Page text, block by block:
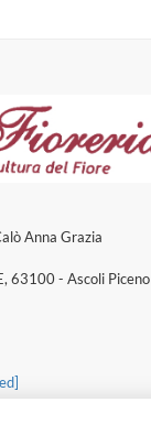
Anna Grazia
63100 - Ascoli Piceno